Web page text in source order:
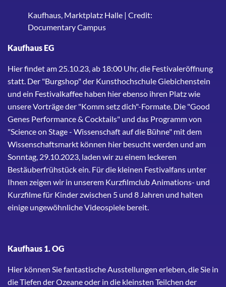
Kaufhaus, Marktplatz Halle | Credit:
Documentary Campus
Kaufhaus EG
Hier findet am 25.10.23, ab 18:00 Uhr, die Festivaleröffnung
statt. Der "Burgshop" der Kunsthochschule Giebichenstein
und ein Festivalkaffee haben hier ebenso ihren Platz wie
unsere Vorträge der "Komm setz dich"-Formate. Die "Good
Genes Performance & Cocktails" und das Programm von
"Science on Stage - Wissenschaft auf die Bühne" mit dem
Wissenschaftsmarkt können hier besucht werden und am
Sonntag, 29.10.2023, laden wir zu einem leckeren
Bestäuberfrühstück ein. Für die kleinen Festivalfans unter
Ihnen zeigen wir in unserem Kurzfilmclub Animations- und
Kurzfilme für Kinder zwischen 5 und 8 Jahren und halten
einige ungewöhnliche Videospiele bereit.
Kaufhaus 1. OG
Hier können Sie fantastische Ausstellungen erleben, die Sie in
die Tiefen der Ozeane oder in die kleinsten Teilchen der